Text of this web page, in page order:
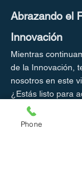
Abrazando el
Innovación
Mientras
de la Innovación,
nosotros en este
¿Estás listo para
donde la
innovación?
Phone